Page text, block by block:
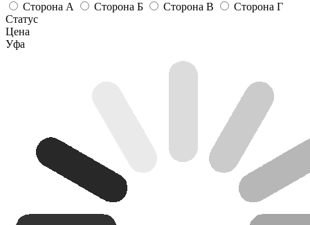
Сторона А
Сторона Б Сторона В
Сторона Г
Статус
Цена
Уфа